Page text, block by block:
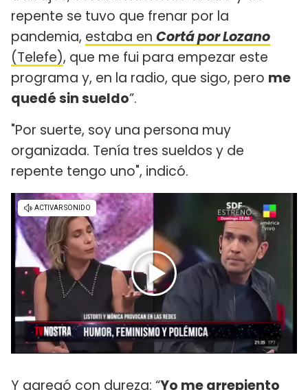
repente se tuvo que frenar por la
pandemia, estaba en Cortá por Lozano
(Telefe), que me fui para empezar este
programa y, en la radio, que sigo, pero me
quedé sin sueldo”.
"Por suerte, soy una persona muy
organizada. Tenía tres sueldos y de
repente tengo uno", indicó.
Y agregó con dureza: “Yo me arrepiento